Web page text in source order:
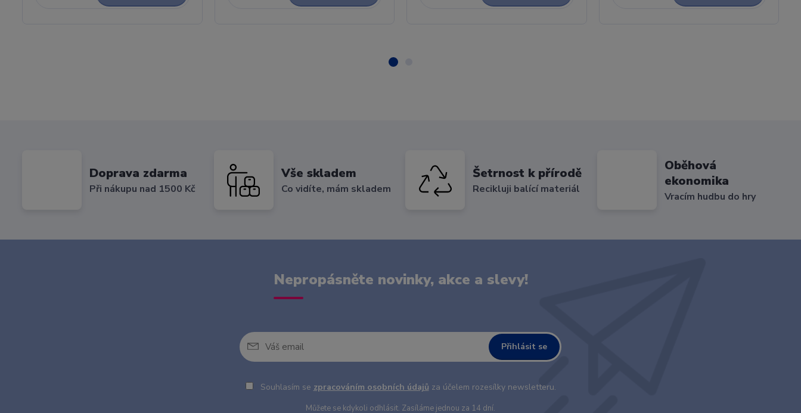
Doprava zdarma
Při nákupu nad 1500 Kč
Vše skladem
Co vidíte, mám skladem
Šetrnost k přírodě
Recikluji balící materiál
Oběhová
ekonomika
Vracím hudbu do hry
Nepropásněte novinky, akce a slevy!
Přihlásit se
Souhlasím se zpracováním osobních údajů za účelem rozesílky newsletteru.
Můžete se kdykoli odhlásit. Zasíláme jednou za 14 dní.